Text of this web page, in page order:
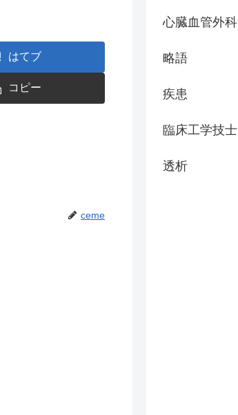
はてブ
コピー
ceme
心臓血管外科
略語
疾患
臨床工学技士
透析